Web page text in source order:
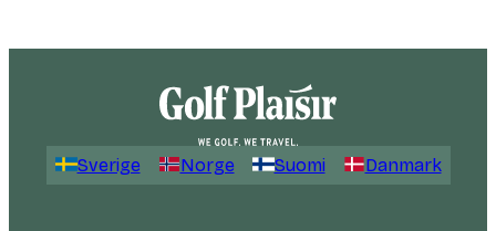
Sverige Norge Suomi Danmark